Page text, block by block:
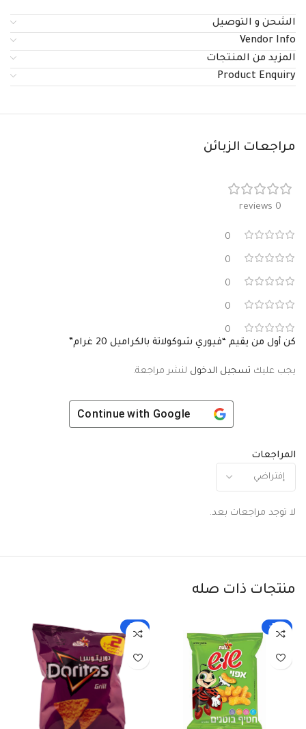
الشحن و التوصيل
Vendor Info
المزيد من المنتجات
Product Enquiry
مراجعات الزبائن
0 reviews
0
0
0
0
0
المراجعات
لا توجد مراجعات بعد.
كن أول من يقيم “فيوري شوكولاتة بالكراميل 20 غرام”
يجب عليك تسجيل الدخول لنشر مراجعة.
Continue with Google
منتجات ذات صله
-25%
-33%